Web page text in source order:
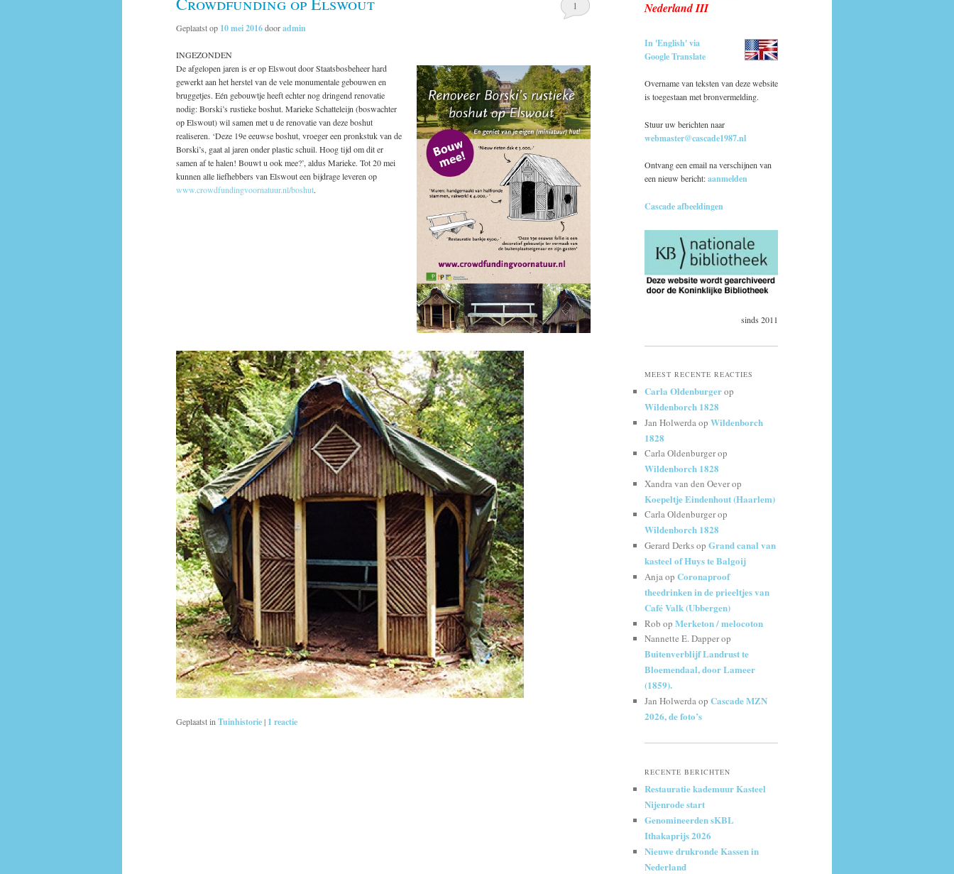
Geplaatst op 10 mei 2016dooradmin
1
INGEZONDEN
De afgelopen jaren is er op Elswout door Staatsbosbeheer hard
gewerkt aan het herstel van de vele monumentale gebouwen en
bruggetjes. Eén gebouwtje heeft echter nog dringend renovatie
nodig: Borski’s rustieke boshut. Marieke Schatteleijn (boswachter
op Elswout) wil samen met u de renovatie van deze boshut
realiseren. ‘Deze 19e eeuwse boshut, vroeger een pronkstuk van de
Borski’s, gaat al jaren onder plastic schuil. Hoog tijd om dit er
samen af te halen! Bouwt u ook mee?’, aldus Marieke. Tot 20 mei
kunnen alle liefhebbers van Elswout een bijdrage leveren op
www.crowdfundingvoornatuur.nl/boshut.
Geplaatst in Tuinhistorie| 1 reactie
Nederland III
In 'English' via
Google Translate
Overname van teksten van deze website
is toegestaan met bronvermelding.
Stuur uw berichten naar
webmaster@cascade1987.nl
Ontvang een email na verschijnen van
een nieuw bericht:aanmelden
Cascade afbeeldingen
sinds 2011
MEEST RECENTE REACTIES
Carla Oldenburgerop
Wildenborch 1828
Jan Holwerdaop Wildenborch
1828
Carla Oldenburgerop
Wildenborch 1828
Xandra van den Oeverop
Koepeltje Eindenhout (Haarlem)
Carla Oldenburgerop
Wildenborch 1828
Gerard Derksop Grand canal van
kasteel of Huys te Balgoij
Anjaop Coronaproof
theedrinken in de prieeltjes van
Café Valk (Ubbergen)
Rob op Merketon / melocoton
Nannette E. Dapperop
Buitenverblijf Landrust te
Bloemendaal, door Lameer
(1859).
Jan Holwerdaop Cascade MZN
2026, de foto’s
RECENTE BERICHTEN
Restauratie kademuur Kasteel
Nijenrode start
Genomineerden sKBL
Ithakaprijs 2026
Nieuwe drukronde Kassen in
Nederland